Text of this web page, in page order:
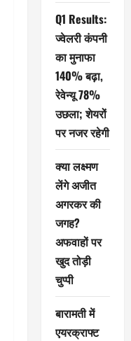
Q1 Results:
ज्वेलरी कंपनी
का मुनाफा
140% बढ़ा,
रेवेन्यू 78%
उछला; शेयरों
पर नजर रहेगी
क्या लक्ष्मण
लेंगे अजीत
अगरकर की
जगह?
अफवाहों पर
खुद तोड़ी
चुप्पी
बारामती में
एयरक्राफ्ट